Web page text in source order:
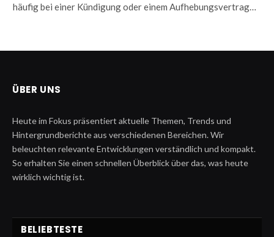
häufig bei einer Kündigung oder einem Aufhebungsvertrag…
ÜBER UNS
Heute im Fokus präsentiert aktuelle Themen, Trends und
Hintergrundberichte aus verschiedenen Bereichen. Wir
beleuchten relevante Entwicklungen verständlich und kompakt.
So erhalten Sie einen schnellen Überblick über das, was heute
wirklich wichtig ist.
BELIEBTESTE